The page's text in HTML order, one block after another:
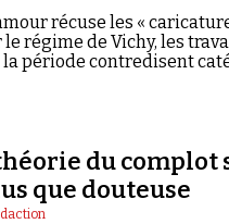
récuse les «
régime de Vichy, les
période contredisent
du
que douteuse